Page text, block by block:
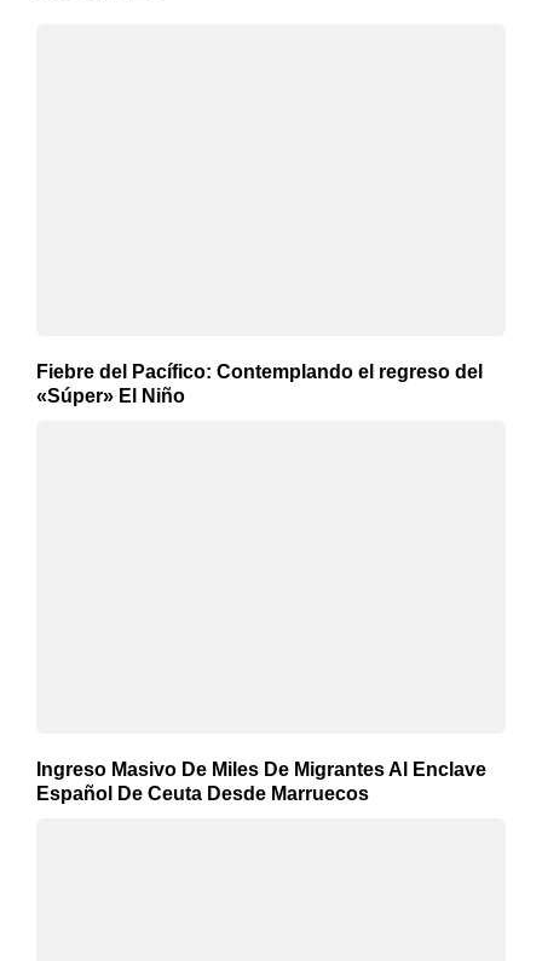
Fiebre del Pacífico: Contemplando el regreso del
«Súper» El Niño
Ingreso Masivo De Miles De Migrantes Al Enclave
Español De Ceuta Desde Marruecos